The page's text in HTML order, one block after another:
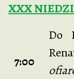
XXX
7:00
Do